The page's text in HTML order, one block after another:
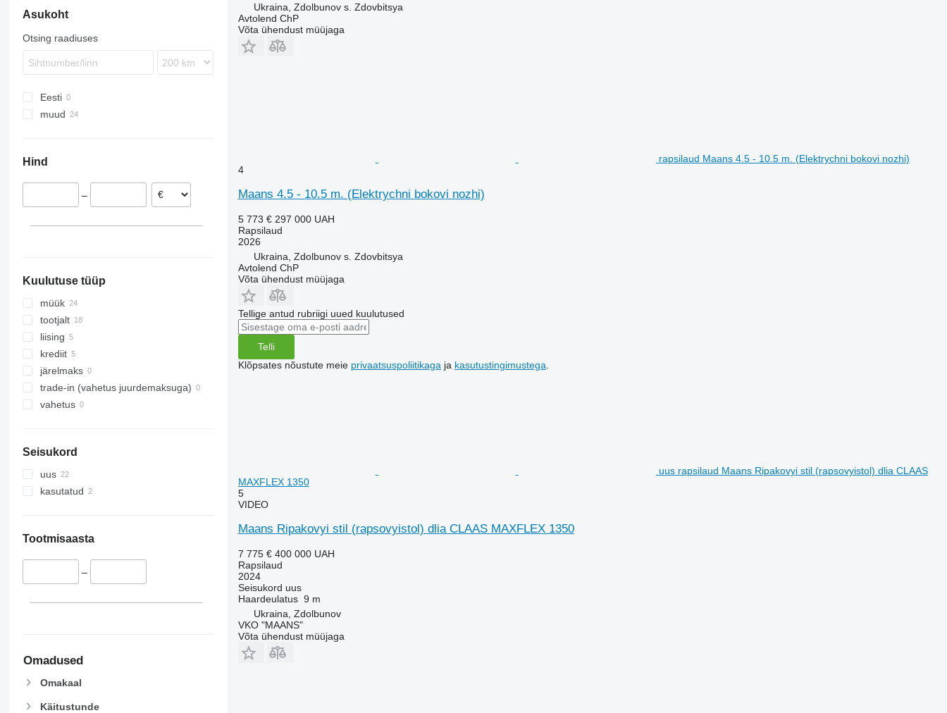
Asukoht
Otsing raadiuses
Eesti
muud
Hind
–
Kuulutuse tüüp
müük
tootjalt
liising
krediit
järelmaks
trade-in (vahetus juurdemaksuga)
vahetus
Seisukord
uus
kasutatud
Tootmisaasta
–
Omadused
Omakaal
Käitustunde
Ukraina, Zdolbunov s. Zdovbitsya
Avtolend ChP
Võta ühendust müüjaga
rapsilaud Maans 4.5 - 10.5 m. (Elektrychni bokovi nozhi)
4
Maans 4.5 - 10.5 m. (Elektrychni bokovi nozhi)
5 773 € 297 000 UAH
Rapsilaud
2026
Ukraina, Zdolbunov s. Zdovbitsya
Avtolend ChP
Võta ühendust müüjaga
Tellige antud rubriigi uued kuulutused
Telli
Klõpsates nõustute meie privaatsuspoliitikaga ja kasutustingimustega
uus rapsilaud Maans Ripakovyi stil (rapsovyistol) dlia CLAAS
MAXFLEX 1350
5
VIDEO
Maans Ripakovyi stil (rapsovyistol) dlia CLAAS MAXFLEX 1350
7 775 € 400 000 UAH
Rapsilaud
2024
Seisukord uus
Haardeulatus 9 m
Ukraina, Zdolbunov
VKO "MAANS"
Võta ühendust müüjaga